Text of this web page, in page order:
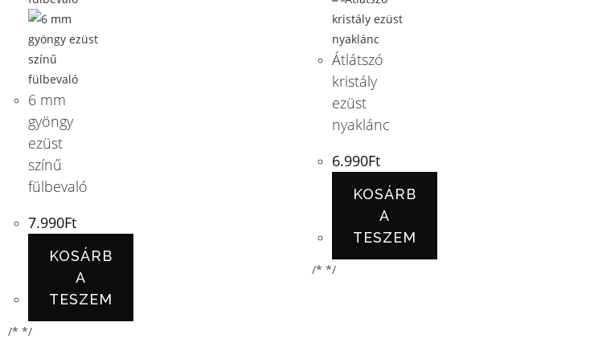
6 mm
gyöngy
ezüst
színű
fülbevaló
7.990Ft
KOSÁRB
A
TESZEM
/* */
Átlátszó
kristály
ezüst
nyaklánc
6.990Ft
KOSÁRB
A
TESZEM
/* */